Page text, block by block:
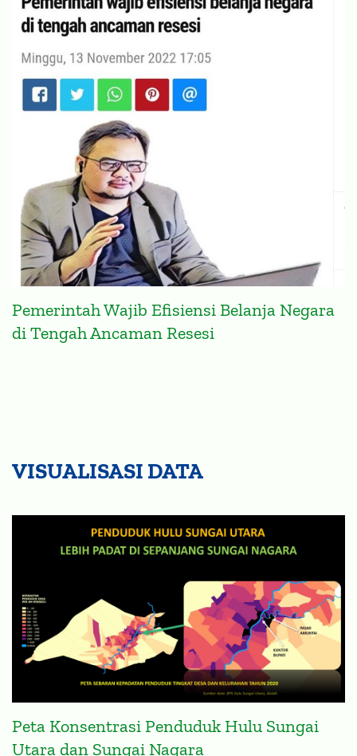
Pemerintah Wajib Efisiensi Belanja Negara
di Tengah Ancaman Resesi
Peta Konsentrasi Penduduk Hulu Sungai
Utara dan Sungai Nagara